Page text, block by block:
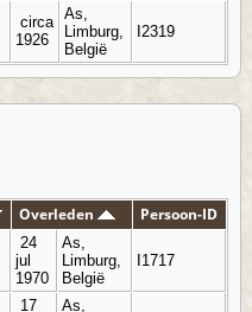
circa
1926
As,
Limburg,
België
I2319
Overleden Persoon-ID
24
jul
1970
As,
Limburg,
België
I1717
17 As,